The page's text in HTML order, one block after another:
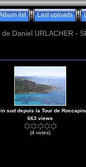
list Last uploads
Daniel URLACHER -
sud depuis la Tour de
663 views
(4 votes)